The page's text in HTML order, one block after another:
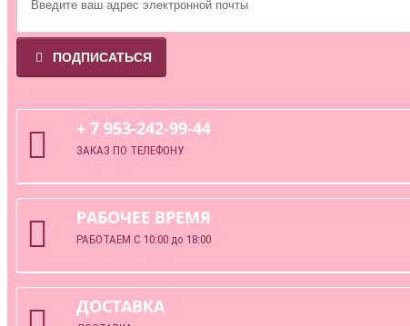
ПОДПИСАТЬСЯ
+ 7 953-242-99-44
ЗАКАЗ ПО ТЕЛЕФОНУ
РАБОЧЕЕ ВРЕМЯ
РАБОТАЕМ С 10:00 до 18:00
ДОСТАВКА